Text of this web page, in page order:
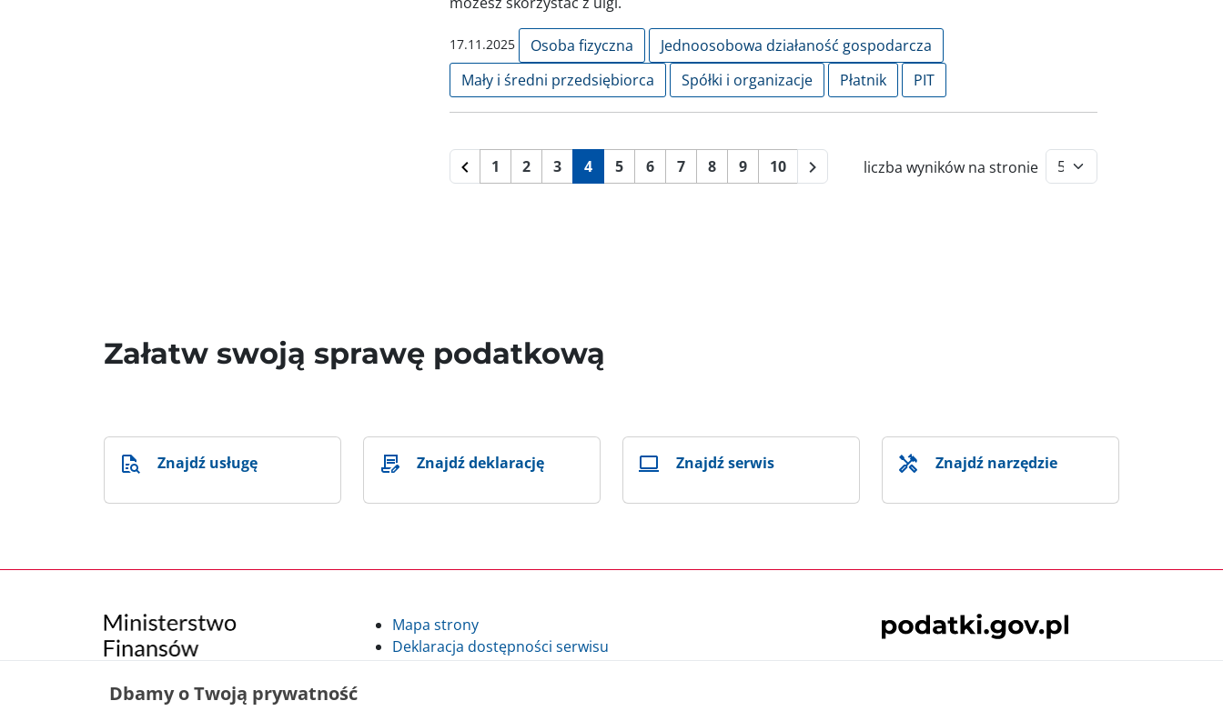
17.11.2025 Osoba fizyczna
Jednoosobowa działaność gospodarcza
Mały i średni przedsiębiorca
Spółki i organizacje Płatnik PIT
1 2 3 4 5 6 7 8 9 10 liczba wyników na stronie
Załatw swoją sprawę podatkową
Znajdź usługę Znajdź deklarację Znajdź serwis Znajdź narzędzie
Mapa strony
Deklaracja dostępności serwisu
Polityka cookie
Dbamy o Twoją prywatność